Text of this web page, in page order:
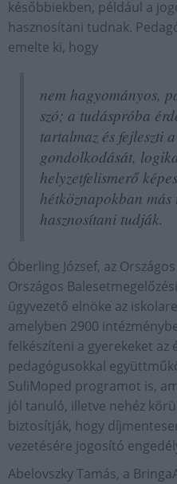
későbbiekben, például a
hasznosítani tudnak.
emelte ki, hogy
nem hagyományos,
szó; a tudáspróba
tartalmaz és fejleszti
gondolkodását,
helyzetfelismerő
hétköznapokban
hasznosítani tudják.
Óberling József, az
Országos
ügyvezető elnöke az
amelyben 2900
felkészíteni a gyerekeket az
pedagógusokkal
SuliMoped programot is,
jól tanuló, illetve nehéz
biztosítják, hogy
vezetésére jogosító
Abelovszky Tamás, a